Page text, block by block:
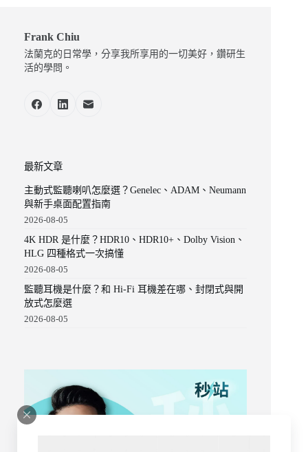
Frank Chiu
法蘭克的日常學，分享我所享用的一切美好，鑽研生
活的學問。
最新文章
主動式監聽喇叭怎麼選？Genelec、ADAM、Neumann
與新手桌面配置指南
2026-08-05
4K HDR 是什麼？HDR10、HDR10+、Dolby Vision、
HLG 四種格式一次搞懂
2026-08-05
監聽耳機是什麼？和 Hi-Fi 耳機差在哪、封閉式與開
放式怎麼選
2026-08-05